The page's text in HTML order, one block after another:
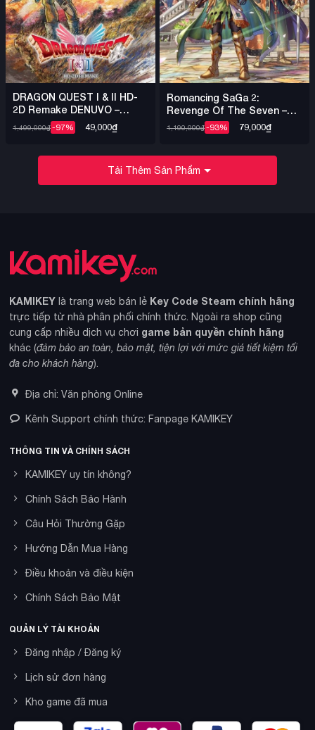
DRAGON QUEST I & II HD-
2D Remake DENUVO –
Steam Offline
1,499,000₫-97% 49,000₫
Romancing SaGa 2:
Revenge Of The Seven –
Steam Offline
1,190,000₫-93% 79,000₫
Tải Thêm Sản Phẩm
KAMIKEY là trang web bán lẻ Key Code Steam chính hãng
trực tiếp từ nhà phân phối chính thức. Ngoài ra shop cũng
cung cấp nhiều dịch vụ chơi game bản quyền chính hãng
khác (đảm bảo an toàn, bảo mật, tiện lợi với mức giá tiết kiệm tối
đa cho khách hàng).
Địa chỉ: Văn phòng Online
Kênh Support chính thức: Fanpage KAMIKEY
THÔNG TIN VÀ CHÍNH SÁCH
KAMIKEY uy tín không?
Chính Sách Bảo Hành
Câu Hỏi Thường Gặp
Hướng Dẫn Mua Hàng
Điều khoản và điều kiện
Chính Sách Bảo Mật
QUẢN LÝ TÀI KHOẢN
Đăng nhập / Đăng ký
Lịch sử đơn hàng
Kho game đã mua